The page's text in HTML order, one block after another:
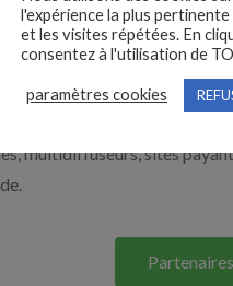
nos solutions
Nos
multidiffuseurs, sites
l'expérience la plus
et les visites répétées. En
consentez à l'utilisation de
paramètres cookies